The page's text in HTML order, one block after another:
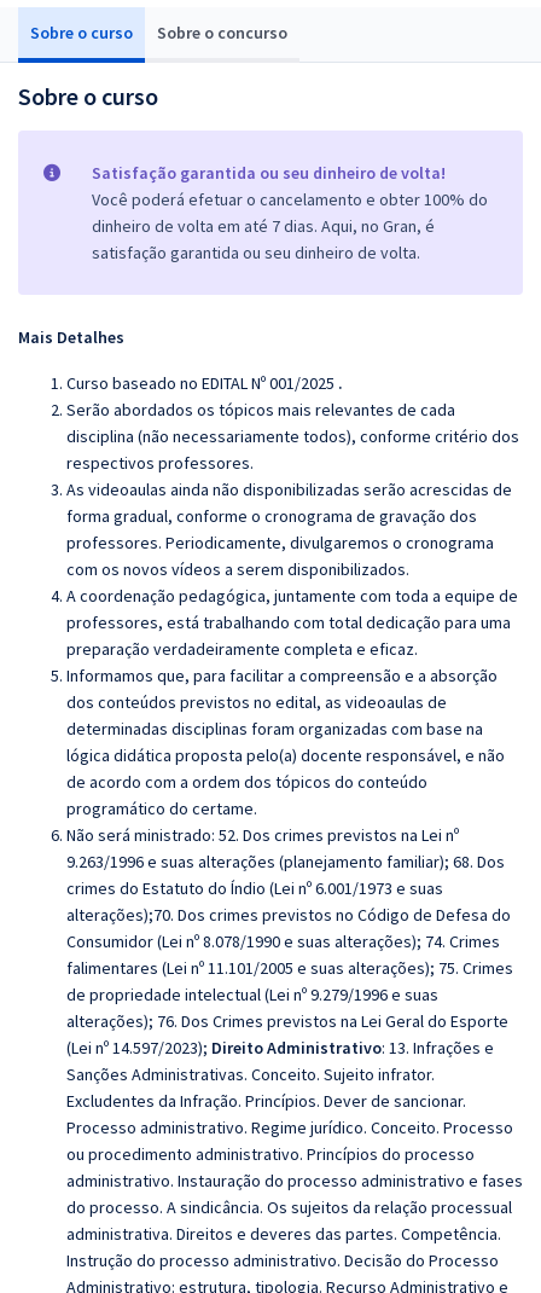
Sobre o curso Sobre o concurso
Sobre o curso
Satisfação garantida ou seu dinheiro de volta!
Você poderá efetuar o cancelamento e obter 100% do
dinheiro de volta em até 7 dias. Aqui, no Gran, é
satisfação garantida ou seu dinheiro de volta.
Mais Detalhes
Curso baseado no EDITAL Nº 001/2025 .
Serão abordados os tópicos mais relevantes de cada
disciplina (não necessariamente todos), conforme critério dos
respectivos professores.
As videoaulas ainda não disponibilizadas serão acrescidas de
forma gradual, conforme o cronograma de gravação dos
professores. Periodicamente, divulgaremos o cronograma
com os novos vídeos a serem disponibilizados.
A coordenação pedagógica, juntamente com toda a equipe de
professores, está trabalhando com total dedicação para uma
preparação verdadeiramente completa e eficaz.
Informamos que, para facilitar a compreensão e a absorção
dos conteúdos previstos no edital, as videoaulas de
determinadas disciplinas foram organizadas com base na
lógica didática proposta pelo(a) docente responsável, e não
de acordo com a ordem dos tópicos do conteúdo
programático do certame.
Não será ministrado: 52. Dos crimes previstos na Lei nº
9.263/1996 e suas alterações (planejamento familiar); 68. Dos
crimes do Estatuto do Índio (Lei nº 6.001/1973 e suas
alterações);70. Dos crimes previstos no Código de Defesa do
Consumidor (Lei nº 8.078/1990 e suas alterações); 74. Crimes
falimentares (Lei nº 11.101/2005 e suas alterações); 75. Crimes
de propriedade intelectual (Lei nº 9.279/1996 e suas
alterações); 76. Dos Crimes previstos na Lei Geral do Esporte
(Lei nº 14.597/2023); Direito Administrativo: 13. Infrações e
Sanções Administrativas. Conceito. Sujeito infrator.
Excludentes da Infração. Princípios. Dever de sancionar.
Processo administrativo. Regime jurídico. Conceito. Processo
ou procedimento administrativo. Princípios do processo
administrativo. Instauração do processo administrativo e fases
do processo. A sindicância. Os sujeitos da relação processual
administrativa. Direitos e deveres das partes. Competência.
Instrução do processo administrativo. Decisão do Processo
Administrativo: estrutura, tipologia. Recurso Administrativo e